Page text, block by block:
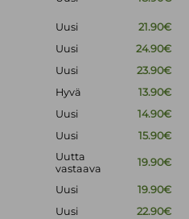
Uusi
21.90€
Uusi
24.90€
Uusi
23.90€
Hyvä
13.90€
Uusi
14.90€
Uusi 15.90€
Uutta
vastaava
19.90€
Uusi
19.90€
Uusi 22.90€